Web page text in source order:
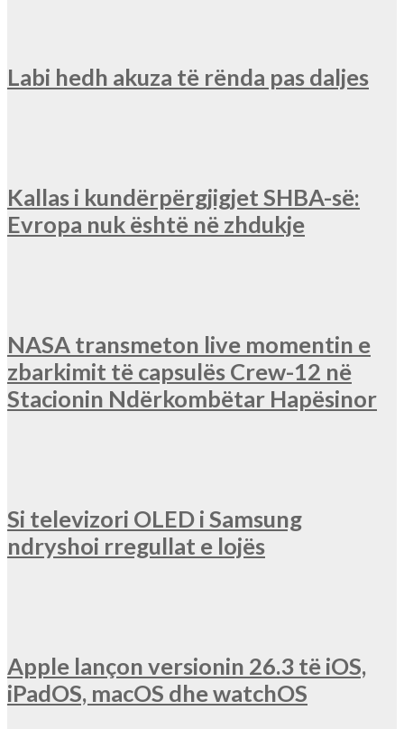
Labi hedh akuza të rënda pas daljes
Kallas i kundërpërgjigjet SHBA-së:
Evropa nuk është në zhdukje
NASA transmeton live momentin e
zbarkimit të capsulës Crew-12 në
Stacionin Ndërkombëtar Hapësinor
Si televizori OLED i Samsung
ndryshoi rregullat e lojës
Apple lançon versionin 26.3 të iOS,
iPadOS, macOS dhe watchOS